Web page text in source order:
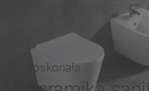
Doskonała